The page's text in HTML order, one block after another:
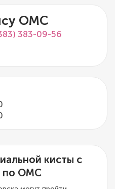
ОМС
383-09-56
кисты с
по ОМС